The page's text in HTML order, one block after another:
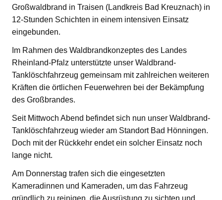
Großwaldbrand in Traisen (Landkreis Bad Kreuznach) in
12-Stunden Schichten in einem intensiven Einsatz
eingebunden.
Im Rahmen des Waldbrandkonzeptes des Landes
Rheinland-Pfalz unterstützte unser Waldbrand-
Tanklöschfahrzeug gemeinsam mit zahlreichen weiteren
Kräften die örtlichen Feuerwehren bei der Bekämpfung
des Großbrandes.
Seit Mittwoch Abend befindet sich nun unser Waldbrand-
Tanklöschfahrzeug wieder am Standort Bad Hönningen.
Doch mit der Rückkehr endet ein solcher Einsatz noch
lange nicht.
Am Donnerstag trafen sich die eingesetzten
Kameradinnen und Kameraden, um das Fahrzeug